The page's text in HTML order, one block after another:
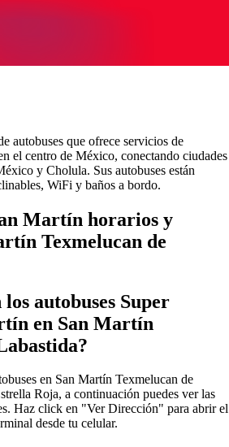
autobuses que ofrece servicios de
el centro de México, conectando ciudades
y Cholula. Sus autobuses están
WiFi y baños a bordo.
Martín horarios y
Texmelucan de
autobuses Super
en San Martín
en San Martín Texmelucan de
Roja, a continuación puedes ver las
Haz click en "Ver Dirección" para abrir el
desde tu celular.